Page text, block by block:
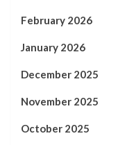
February 2026
January 2026
December 2025
November 2025
October 2025